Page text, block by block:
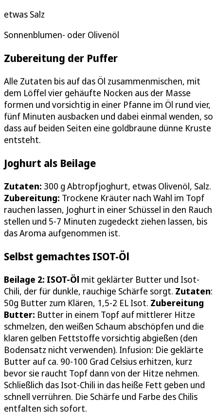
etwas Salz
Sonnenblumen- oder Olivenöl
Zubereitung der Puffer
Alle Zutaten bis auf das Öl zusammenmischen, mit
dem Löffel vier gehäufte Nocken aus der Masse
formen und vorsichtig in einer Pfanne im Öl rund vier,
fünf Minuten ausbacken und dabei einmal wenden, so
dass auf beiden Seiten eine goldbraune dünne Kruste
entsteht.
Joghurt als Beilage
Zutaten: 300 g Abtropfjoghurt, etwas Olivenöl, Salz.
Zubereitung: Trockene Kräuter nach Wahl im Topf
rauchen lassen, Joghurt in einer Schüssel in den Rauch
stellen und 5-7 Minuten zugedeckt ziehen lassen, bis
das Aroma aufgenommen ist.
Selbst gemachtes ISOT-Öl
Beilage 2: ISOT-Öl mit geklärter Butter und Isot-
Chili, der für dunkle, rauchige Schärfe sorgt. Zutaten:
50g Butter zum Klären, 1,5-2 EL Isot. Zubereitung
Butter: Butter in einem Topf auf mittlerer Hitze
schmelzen, den weißen Schaum abschöpfen und die
klaren gelben Fettstoffe vorsichtig abgießen (den
Bodensatz nicht verwenden). Infusion: Die geklärte
Butter auf ca. 90-100 Grad Celsius erhitzen, kurz
bevor sie raucht Topf dann von der Hitze nehmen.
Schließlich das Isot-Chili in das heiße Fett geben und
schnell verrühren. Die Schärfe und Farbe des Chilis
entfalten sich sofort.